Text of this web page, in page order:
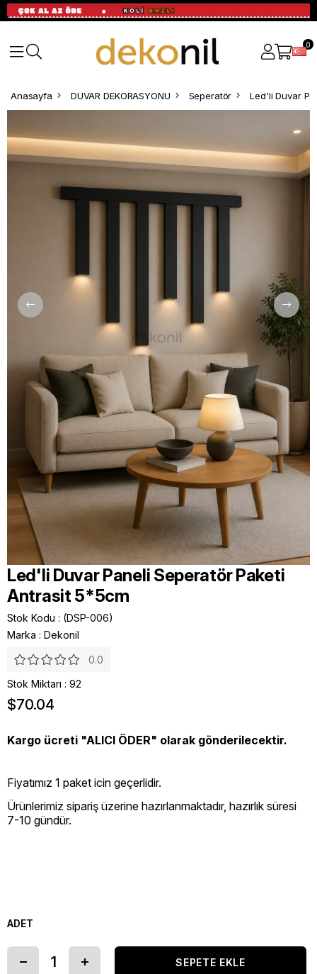
0
Anasayfa DUVAR DEKORASYONU Seperatör Led'li Duvar
Led'li Duvar Paneli Seperatör Paketi
Antrasit 5*5cm
Stok Kodu
(DSP-006)
Marka : Dekonil
0.0
Stok Miktarı : 92
$70.04
Kargo ücreti "ALICI ÖDER" olarak gönderilecektir.
Fiyatımız 1 paket icin geçerlidir.
Ürünlerimiz sipariş üzerine hazırlanmaktadır, hazırlık süresi
7-10 gündür.
ADET